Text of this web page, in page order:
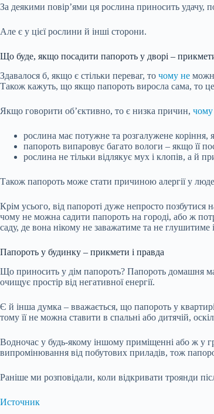
За деякими повір’ями ця рослина приносить удачу,
Але є у цієї рослини й інші сторони.
Що буде, якщо посадити папороть у дворі –
Здавалося б, якщо є стільки переваг, то чому не
Також кажуть, що якщо папороть виросла сама, то це
Якщо говорити об’єктивно, то є низка причин,
рослина має потужне та розгалужене
папороть випаровує багато вологи – якщо її
рослина не тільки відлякує мух і клопів, а й
Також папороть може стати причиною алергії у
Крім усього, від папороті дуже непросто позбутися
чому не можна садити папороть на городі, або ж
саду, де вона нікому не заважатиме та не глушитиме
Папороть у будинку – прикмети і правда
Що приносить у дім папороть? Папороть домашня
очищує простір від негативної енергії.
Є й інша думка – вважається, що папороть у
тому її не можна ставити в спальні або дитячій,
Водночас у будь-якому іншому приміщенні або ж у
випромінювання від побутових приладів, тож
Раніше ми розповідали, коли відкривати троянди
Источник